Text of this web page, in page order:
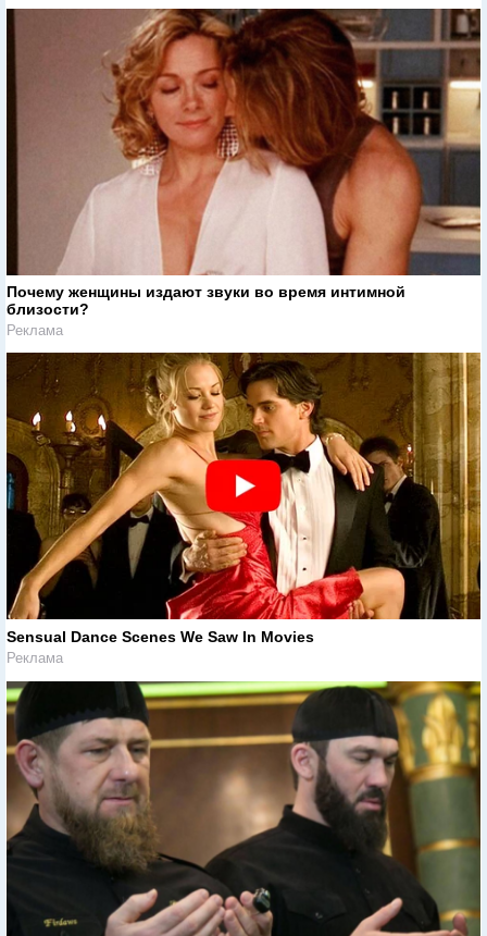
Почему женщины издают звуки во время интимной
близости?
Реклама
Sensual Dance Scenes We Saw In Movies
Реклама